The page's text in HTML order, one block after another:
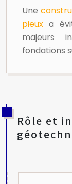
Une
pieux a
majeurs
fondations
Rôle et